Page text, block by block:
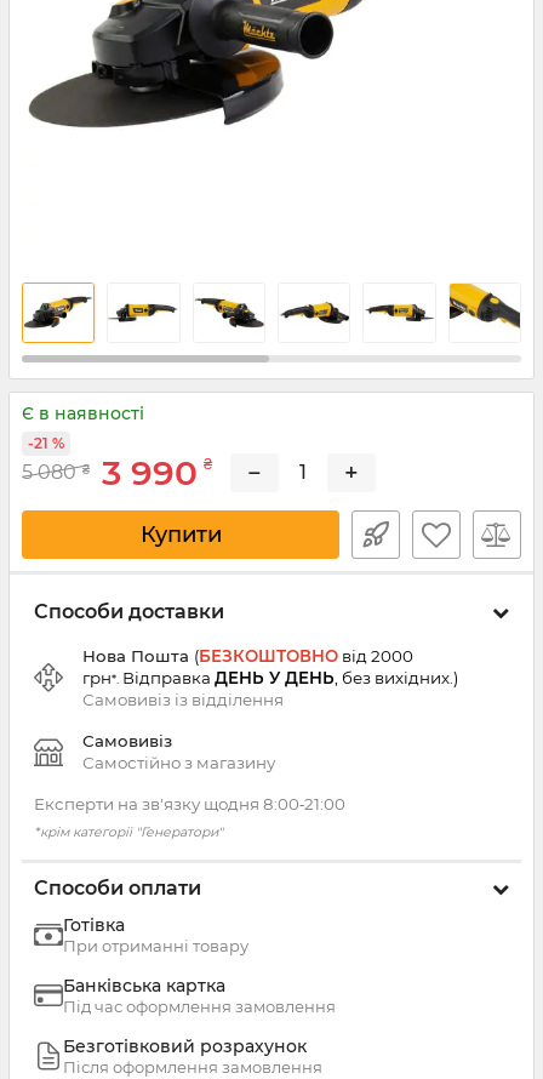
Є в наявності
5 080 ₴ 3 990 ₴
-21 %
− +
Купити
Способи доставки
Нова Пошта (БЕЗКОШТОВНО від 2000
грн*. Відправка ДЕНЬ У ДЕНЬ , без вихідних.)
Самовивіз із відділення
Самовивіз
Самостійно з магазину
Експерти на зв'язку щодня 8:00‑21:00
*крім категорії "Генератори"
Способи оплати
Готівка
При отриманні товару
Банківська картка
Під час оформлення замовлення
Безготівковий розрахунок
Після оформлення замовлення